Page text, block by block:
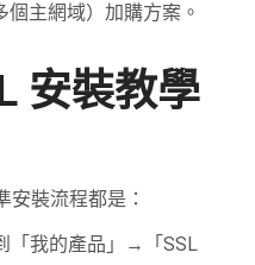
個主網域）加購方案。
安裝教學
安裝流程都是：
「我的產品」→「SSL